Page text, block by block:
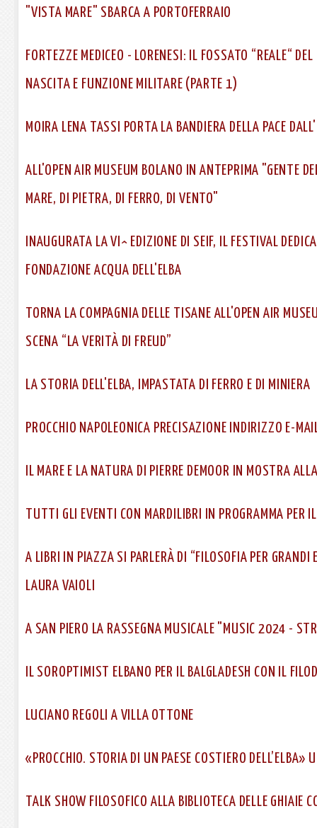
"VISTA MARE" SBARCA A PORTOFERRAIO
FORTEZZE MEDICEO - LORENESI: IL FOSSATO “REALE“
NASCITA E FUNZIONE MILITARE (PARTE 1)
MOIRA LENA TASSI PORTA LA BANDIERA DELLA PACE
ALL'OPEN AIR MUSEUM BOLANO IN ANTEPRIMA "GENTE
MARE, DI PIETRA, DI FERRO, DI VENTO"
INAUGURATA LA VI^ EDIZIONE DI SEIF, IL FESTIVAL
FONDAZIONE ACQUA DELL'ELBA
TORNA LA COMPAGNIA DELLE TISANE ALL'OPEN AIR
SCENA “LA VERITÀ DI FREUD”
LA STORIA DELL'ELBA, IMPASTATA DI FERRO E DI MINIERA
PROCCHIO NAPOLEONICA PRECISAZIONE INDIRIZZO E-
IL MARE E LA NATURA DI PIERRE DEMOOR IN MOSTRA
TUTTI GLI EVENTI CON MARDILIBRI IN PROGRAMMA PER
A LIBRI IN PIAZZA SI PARLERÀ DI “FILOSOFIA PER GRANDI
LAURA VAIOLI
A SAN PIERO LA RASSEGNA MUSICALE "MUSIC 2024 -
IL SOROPTIMIST ELBANO PER IL BALGLADESH CON IL
LUCIANO REGOLI A VILLA OTTONE
«PROCCHIO. STORIA DI UN PAESE COSTIERO DELL’ELBA»
TALK SHOW FILOSOFICO ALLA BIBLIOTECA DELLE GHIAIE